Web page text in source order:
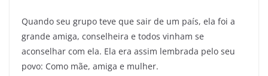
Quando seu grupo teve que sair de um país, ela foi a
grande amiga, conselheira e todos vinham se
aconselhar com ela. Ela era assim lembrada pelo seu
povo: Como mãe, amiga e mulher.